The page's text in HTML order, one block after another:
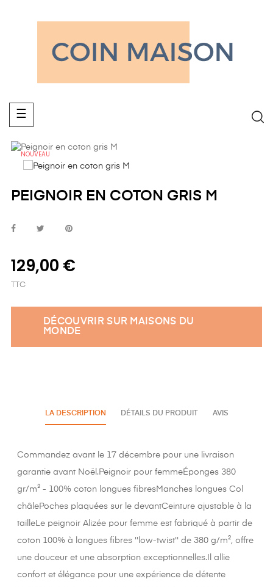
Basculer
la
navigation
☰
NOUVEAU
PEIGNOIR EN COTON GRIS M
129,00 €
TTC
DÉCOUVRIR SUR MAISONS DU
MONDE
LA DESCRIPTION DÉTAILS DU PRODUIT AVIS
Commandez avant le 17 décembre pour une livraison
garantie avant Noël.Peignoir pour femmeÉponges 380
gr/m² - 100% coton longues fibresManches longues Col
châlePoches plaquées sur le devantCeinture ajustable à la
tailleLe peignoir Alizée pour femme est fabriqué à partir de
coton 100% à longues fibres ''low-twist'' de 380 g/m², offre
une douceur et une absorption exceptionnelles.Il allie
confort et élégance pour une expérience de détente